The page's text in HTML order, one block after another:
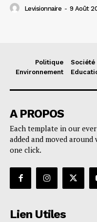
Levisionnaire - 9 Août
Politique Société
Environnement
A PROPOS
Each template in our
added and moved
one click.
Lien Utiles